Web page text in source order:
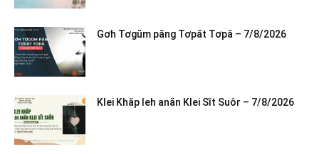
Gơh Tơgŭm păng Tơpăt Tơpă – 7/8/2026
Klei Khăp leh anăn Klei Sĭt Suôr – 7/8/2026